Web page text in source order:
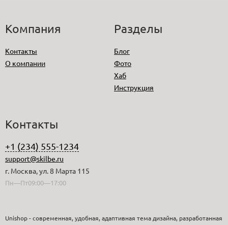
Компания
Контакты
О компании
Разделы
Блог
Фото
Хаб
Инструкция
Контакты
+1 (234) 555-1234
support@skilbe.ru
г. Москва, ул. 8 Марта 115
Пн—Пт09:00—17:00
Unishop - современная, удобная, адаптивная тема дизайна, разработанная